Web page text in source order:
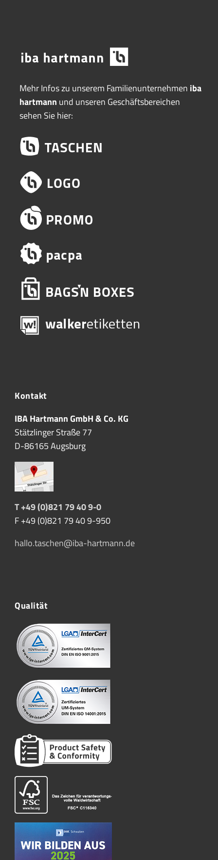
Mehr Infos zu unserem Familienunternehmen iba
hartmann und unseren Geschäftsbereichen
sehen Sie hier:
Kontakt
IBA Hartmann GmbH & Co. KG
Stätzlinger Straße 77
D-86165 Augsburg
T +49 (0)821 79 40 9-0
F +49 (0)821 79 40 9-950
hallo.taschen@iba-hartmann.de
Qualität